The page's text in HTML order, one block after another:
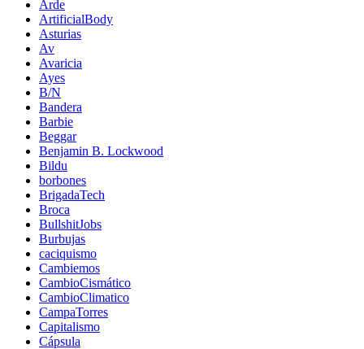
Arde
ArtificialBody
Asturias
Av
Avaricia
Ayes
B/N
Bandera
Barbie
Beggar
Benjamin B. Lockwood
Bildu
borbones
BrigadaTech
Broca
BullshitJobs
Burbujas
caciquismo
Cambiemos
CambioCismático
CambioClimatico
CampaTorres
Capitalismo
Cápsula